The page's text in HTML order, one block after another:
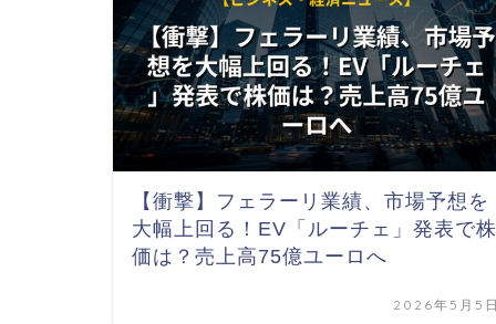
【衝撃】フェラーリ業績、市場予想を
大幅上回る！EV「ルーチェ」発表で株
価は？売上高75億ユーロへ
2026年5月5